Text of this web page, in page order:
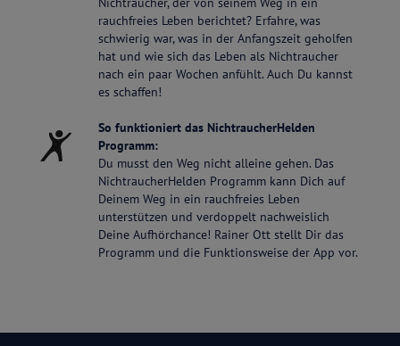
rauchfreies Leben berichtet? Erfahre, was
schwierig war, was in der Anfangszeit geholfen
hat und wie sich das Leben als Nichtraucher
nach ein paar Wochen anfühlt. Auch Du kannst
es schaffen!
So funktioniert das NichtraucherHelden
Programm:
Du musst den Weg nicht alleine gehen. Das
NichtraucherHelden Programm kann Dich auf
Deinem Weg in ein rauchfreies Leben
unterstützen und verdoppelt nachweislich
Deine Aufhörchance! Rainer Ott stellt Dir das
Programm und die Funktionsweise der App vor.